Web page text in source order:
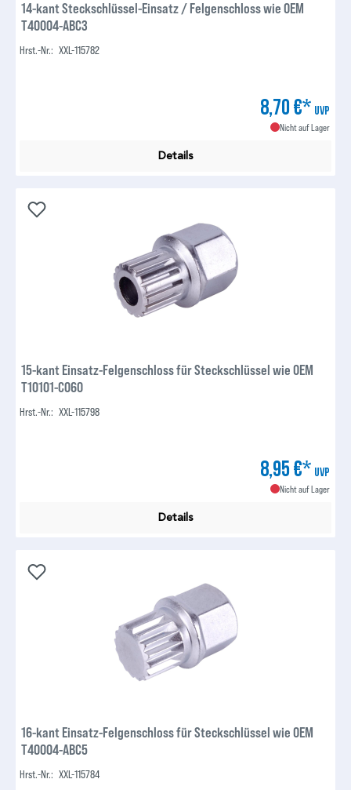
14-kant Steckschlüssel-Einsatz / Felgenschloss wie OEM
T40004-ABC3
Hrst.-Nr.: XXL-115782
8,70 €* UVP
Nicht auf Lager
Details
15-kant Einsatz-Felgenschloss für Steckschlüssel wie OEM
T10101-C060
Hrst.-Nr.: XXL-115798
8,95 €* UVP
Nicht auf Lager
Details
16-kant Einsatz-Felgenschloss für Steckschlüssel wie OEM
T40004-ABC5
Hrst.-Nr.: XXL-115784